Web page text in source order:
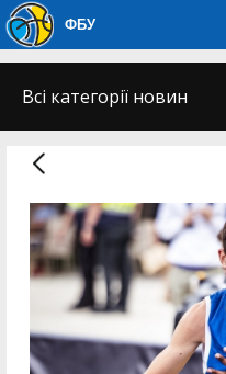
ФБУ
Всі категорії новин